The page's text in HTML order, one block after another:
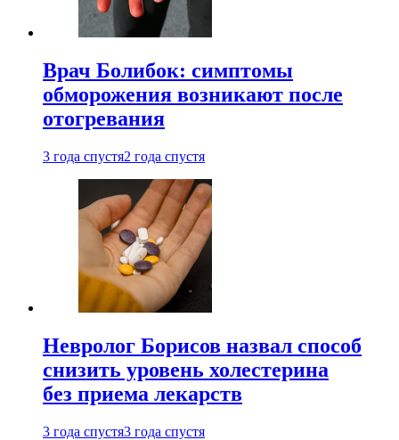
Врач Болибок: симптомы
обморожения возникают после
отогревания
3 года спустя2 года спустя
Невролог Борисов назвал способ
снизить уровень холестерина
без приема лекарств
3 года спустя3 года спустя